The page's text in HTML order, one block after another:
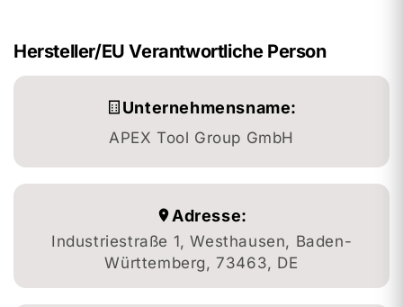
Hersteller/EU Verantwortliche Person
Unternehmensname:
APEX Tool Group GmbH
Adresse:
Industriestraße 1, Westhausen, Baden-
Württemberg, 73463, DE